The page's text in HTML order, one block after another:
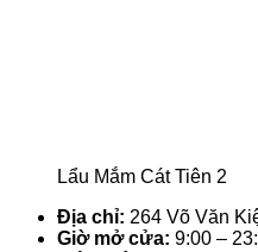
Lẩu Mắm Cát Tiên 2
Địa chỉ: 264 Võ Văn
Giờ mở cửa: 9:00 –